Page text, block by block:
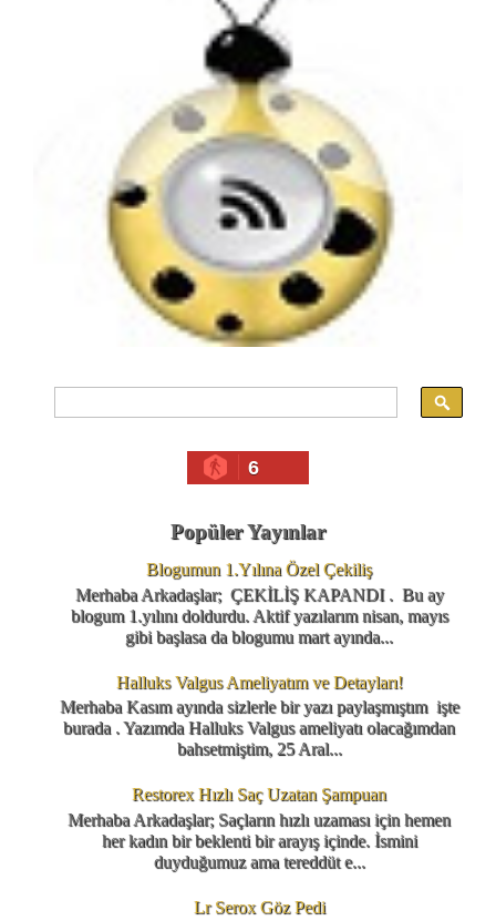
6
Popüler Yayınlar
Blogumun 1.Yılına Özel Çekiliş
Merhaba Arkadaşlar; ÇEKİLİŞ KAPANDI . Bu ay
blogum 1.yılını doldurdu. Aktif yazılarım nisan, mayıs
gibi başlasa da blogumu mart ayında...
Halluks Valgus Ameliyatım ve Detayları!
Merhaba Kasım ayında sizlerle bir yazı paylaşmıştım işte
burada . Yazımda Halluks Valgus ameliyatı olacağımdan
bahsetmiştim, 25 Aral...
Restorex Hızlı Saç Uzatan Şampuan
Merhaba Arkadaşlar; Saçların hızlı uzaması için hemen
her kadın bir beklenti bir arayış içinde. İsmini
duyduğumuz ama tereddüt e...
Lr Serox Göz Pedi